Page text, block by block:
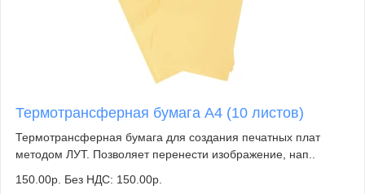
Термотрансферная бумага А4 (10 листов)
Термотрансферная бумага для создания печатных плат
методом ЛУТ. Позволяет перенести изображение, нап..
150.00р. Без НДС: 150.00р.